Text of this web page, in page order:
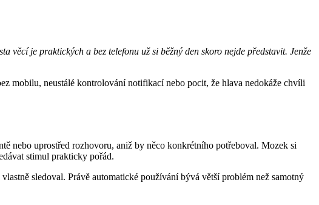
věcí je praktických a bez telefonu už si běžný den skoro nejde představit. Jenže
mobilu, neustálé kontrolování notifikací nebo pocit, že hlava nedokáže chvíli
nebo uprostřed rozhovoru, aniž by něco konkrétního potřeboval. Mozek si
stimul prakticky pořád.
sledoval. Právě automatické používání bývá větší problém než samotný